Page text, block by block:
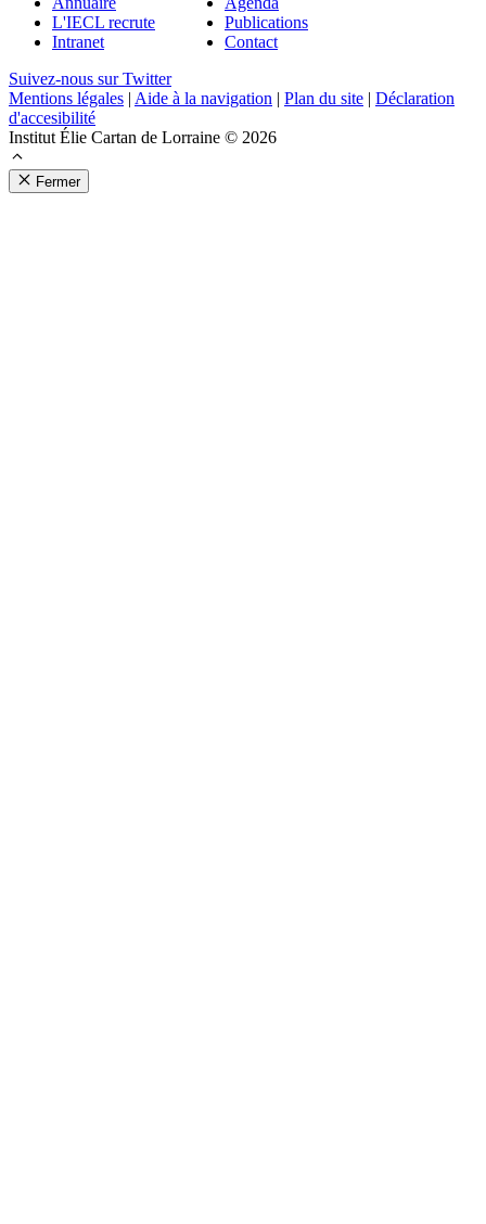
L'IECL recrute
Intranet
Publications
Contact
Suivez-nous sur Twitter
Mentions légales | Aide à la navigation | Plan du site | Déclaration
d'accesibilité
Institut Élie Cartan de Lorraine © 2026
Fermer